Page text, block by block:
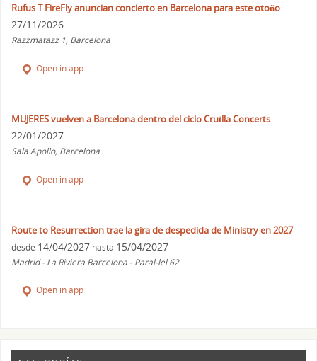
Rufus T FireFly anuncian concierto en Barcelona para este otoño
27/11/2026
Razzmatazz 1, Barcelona
Open in app
MUJERES vuelven a Barcelona dentro del ciclo Cruïlla Concerts
22/01/2027
Sala Apollo, Barcelona
Open in app
Route to Resurrection trae la gira de despedida de Ministry en 2027
desde 14/04/2027 hasta 15/04/2027
Madrid - La Riviera Barcelona - Paral-lel 62
Open in app